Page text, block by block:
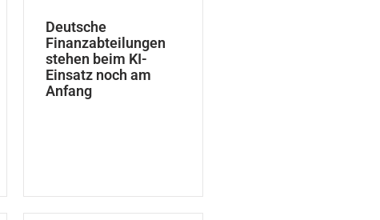
Deutsche
Finanzabteilungen
stehen beim KI-
Einsatz noch am
Anfang